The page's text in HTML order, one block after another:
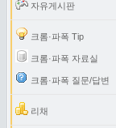
자유게시판
크롬·파폭 Tip
크롬·파폭 자료실
크롬·파폭 질문/답변
리채